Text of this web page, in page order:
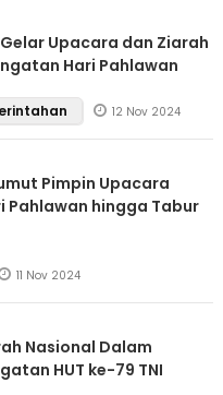
Upacara dan Ziarah
Hari Pahlawan
12 Nov 2024
Pimpin Upacara
Pahlawan hingga Tabur
11 Nov 2024
Nasional Dalam
HUT ke-79 TNI